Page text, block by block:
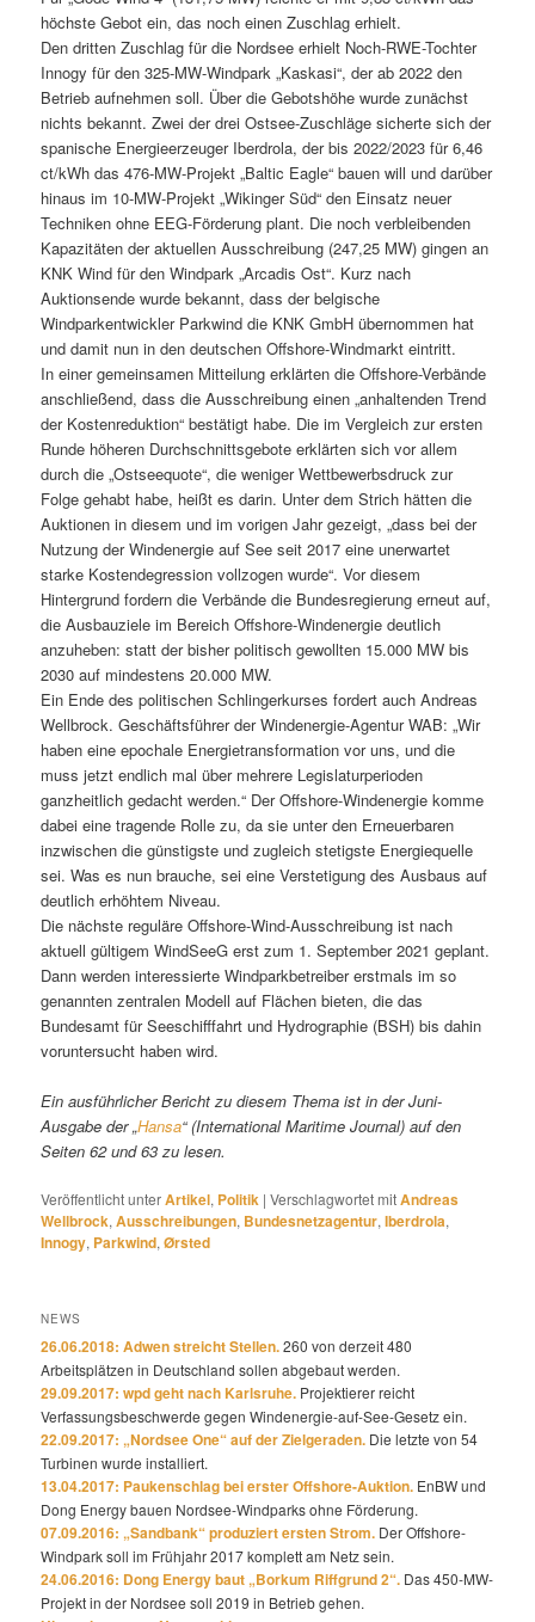
höchste Gebot ein, das noch einen Zuschlag erhielt.
Den dritten Zuschlag für die Nordsee erhielt Noch-RWE-Tochter
Innogy für den 325-MW-Windpark „Kaskasi“, der ab 2022 den
Betrieb aufnehmen soll. Über die Gebotshöhe wurde zunächst
nichts bekannt. Zwei der drei Ostsee-Zuschläge sicherte sich der
spanische Energieerzeuger Iberdrola, der bis 2022/2023 für 6,46
ct/kWh das 476-MW-Projekt „Baltic Eagle“ bauen will und darüber
hinaus im 10-MW-Projekt „Wikinger Süd“ den Einsatz neuer
Techniken ohne EEG-Förderung plant. Die noch verbleibenden
Kapazitäten der aktuellen Ausschreibung (247,25 MW) gingen an
KNK Wind für den Windpark „Arcadis Ost“. Kurz nach
Auktionsende wurde bekannt, dass der belgische
Windparkentwickler Parkwind die KNK GmbH übernommen hat
und damit nun in den deutschen Offshore-Windmarkt eintritt.
In einer gemeinsamen Mitteilung erklärten die Offshore-Verbände
anschließend, dass die Ausschreibung einen „anhaltenden Trend
der Kostenreduktion“ bestätigt habe. Die im Vergleich zur ersten
Runde höheren Durchschnittsgebote erklärten sich vor allem
durch die „Ostseequote“, die weniger Wettbewerbsdruck zur
Folge gehabt habe, heißt es darin. Unter dem Strich hätten die
Auktionen in diesem und im vorigen Jahr gezeigt, „dass bei der
Nutzung der Windenergie auf See seit 2017 eine unerwartet
starke Kostendegression vollzogen wurde“. Vor diesem
Hintergrund fordern die Verbände die Bundesregierung erneut auf,
die Ausbauziele im Bereich Offshore-Windenergie deutlich
anzuheben: statt der bisher politisch gewollten 15.000 MW bis
2030 auf mindestens 20.000 MW.
Ein Ende des politischen Schlingerkurses fordert auch Andreas
Wellbrock. Geschäftsführer der Windenergie-Agentur WAB: „Wir
haben eine epochale Energietransformation vor uns, und die
muss jetzt endlich mal über mehrere Legislaturperioden
ganzheitlich gedacht werden.“ Der Offshore-Windenergie komme
dabei eine tragende Rolle zu, da sie unter den Erneuerbaren
inzwischen die günstigste und zugleich stetigste Energiequelle
sei. Was es nun brauche, sei eine Verstetigung des Ausbaus auf
deutlich erhöhtem Niveau.
Die nächste reguläre Offshore-Wind-Ausschreibung ist nach
aktuell gültigem WindSeeG erst zum 1. September 2021 geplant.
Dann werden interessierte Windparkbetreiber erstmals im so
genannten zentralen Modell auf Flächen bieten, die das
Bundesamt für Seeschifffahrt und Hydrographie (BSH) bis dahin
voruntersucht haben wird.
Ein ausführlicher Bericht zu diesem Thema ist in der Juni-
Ausgabe der „Hansa“ (International Maritime Journal) auf den
Seiten 62 und 63 zu lesen.
Veröffentlicht unterArtikel, Politik |Verschlagwortet mitAndreas
Wellbrock,Ausschreibungen, Bundesnetzagentur,Iberdrola,
Innogy, Parkwind,Ørsted
NEWS
26.06.2018: Adwen streicht Stellen.260 von derzeit 480
Arbeitsplätzen in Deutschland sollen abgebaut werden.
29.09.2017: wpd geht nach Karlsruhe. Projektierer reicht
Verfassungsbeschwerde gegen Windenergie-auf-See-Gesetz ein.
22.09.2017: „Nordsee One“ auf der Zielgeraden. Die letzte von 54
Turbinen wurde installiert.
13.04.2017: Paukenschlag bei erster Offshore-Auktion. EnBW und
Dong Energy bauen Nordsee-Windparks ohne Förderung.
07.09.2016: „Sandbank“ produziert ersten Strom. Der Offshore-
Windpark soll im Frühjahr 2017 komplett am Netz sein.
24.06.2016: Dong Energy baut „Borkum Riffgrund 2“. Das 450-MW-
Projekt in der Nordsee soll 2019 in Betrieb gehen.